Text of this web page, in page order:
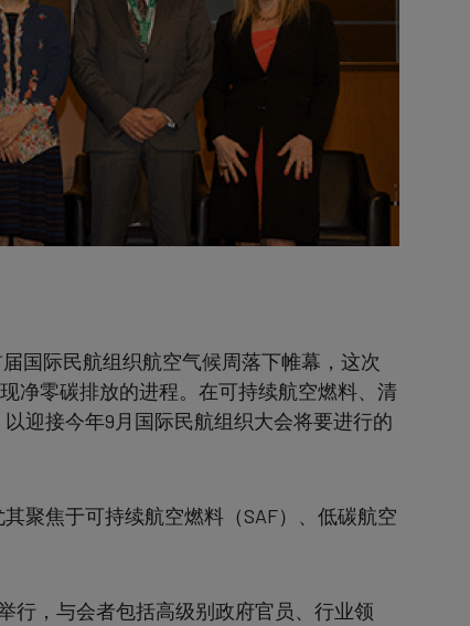
国际民航组织航空气候周落下帷幕，这次
净零碳排放的进程。在可持续航空燃料、清
迎接今年9月国际民航组织大会将要进行的
聚焦于可持续航空燃料（SAF）、低碳航空
行，与会者包括高级别政府官员、行业领